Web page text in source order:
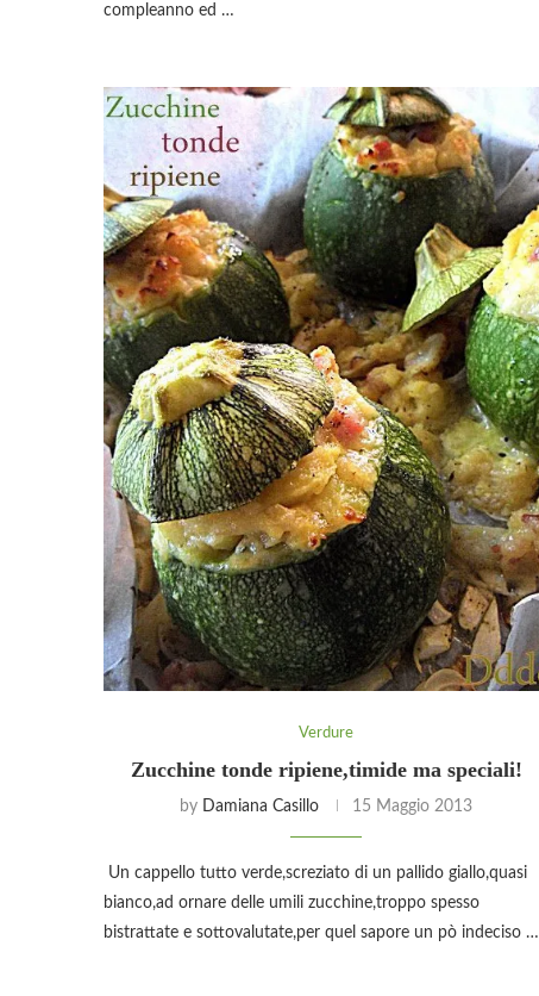
compleanno ed …
Verdure
Zucchine tonde ripiene,timide ma speciali!
by Damiana Casillo 15 Maggio 2013
Un cappello tutto verde,screziato di un pallido giallo,quasi
bianco,ad ornare delle umili zucchine,troppo spesso
bistrattate e sottovalutate,per quel sapore un pò indeciso …